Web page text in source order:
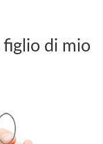
figlio di mio